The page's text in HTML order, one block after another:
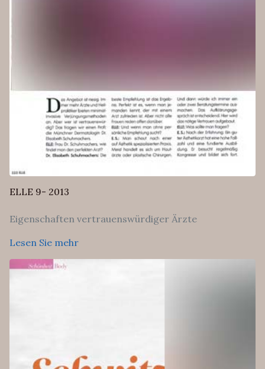
ELLE 9- 2013
Eigenschaften vertrauenswürdiger Ärzte
Lesen Sie mehr